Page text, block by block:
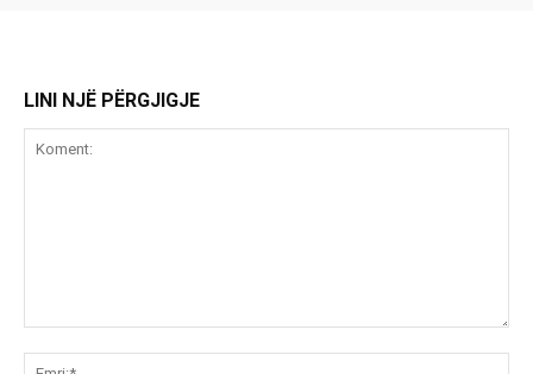
LINI NJË PËRGJIGJE